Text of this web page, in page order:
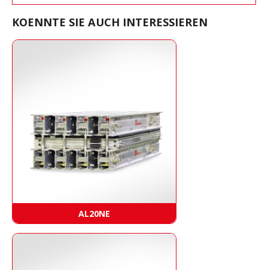
KOENNTE SIE AUCH INTERESSIEREN
AL20NE